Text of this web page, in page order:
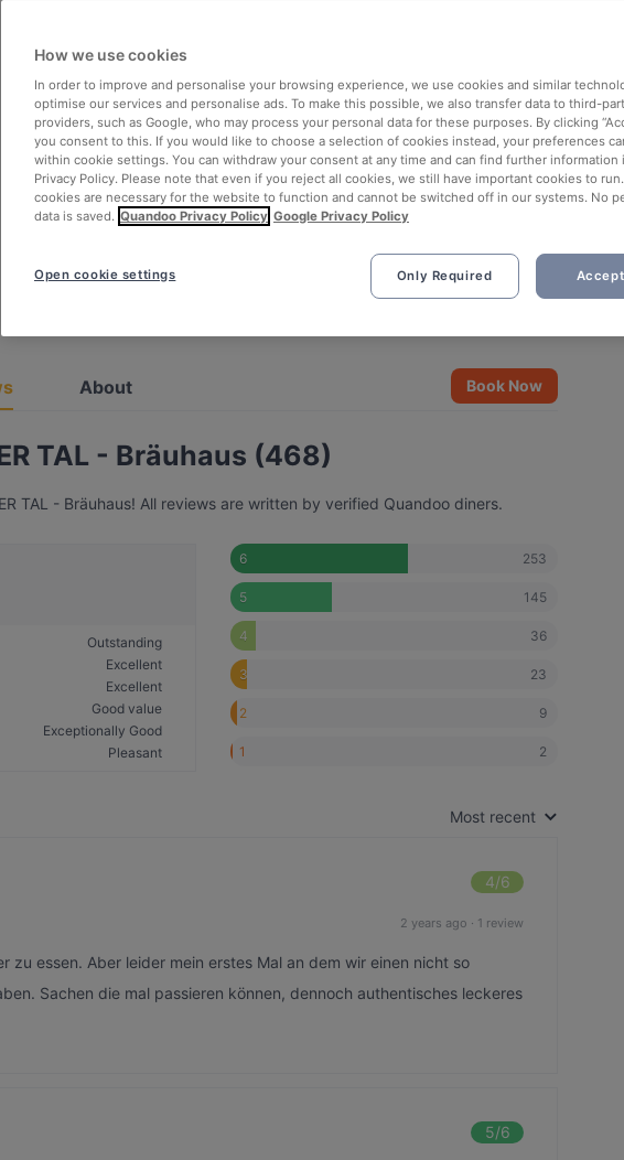
About Book Now
TAL - Bräuhaus (468)
TAL - Bräuhaus! All reviews are written by verified Quandoo diners.
Outstanding
Excellent
Excellent
Good value
Exceptionally Good
Pleasant
6 253
5 145
4 36
3 23
2 9
1 2
Most recent
4/6
2 years ago · 1 review
zu essen. Aber leider mein erstes Mal an dem wir einen nicht so
Sachen die mal passieren können, dennoch authentisches leckeres
5/6
How we use cookies
In order to improve and personalise your browsing experience, we use cookies and similar
optimise our services and personalise ads. To make this possible, we also transfer data to third-
providers, such as Google, who may process your personal data for these purposes. By clicking
you consent to this. If you would like to choose a selection of cookies instead, your preferences
within cookie settings. You can withdraw your consent at any time and can find further information
Privacy Policy. Please note that even if you reject all cookies, we still have important cookies to
cookies are necessary for the website to function and cannot be switched off in our systems. No
data is saved. Quandoo Privacy Policy Google Privacy Policy
Only Required
Open cookie settings